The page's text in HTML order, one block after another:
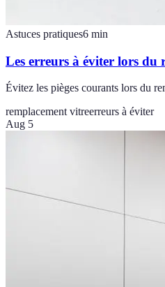
Astuces pratiques6 min
Les erreurs à éviter lors du
Évitez les pièges courants lors du
remplacement vitreerreurs à éviter
Aug 5